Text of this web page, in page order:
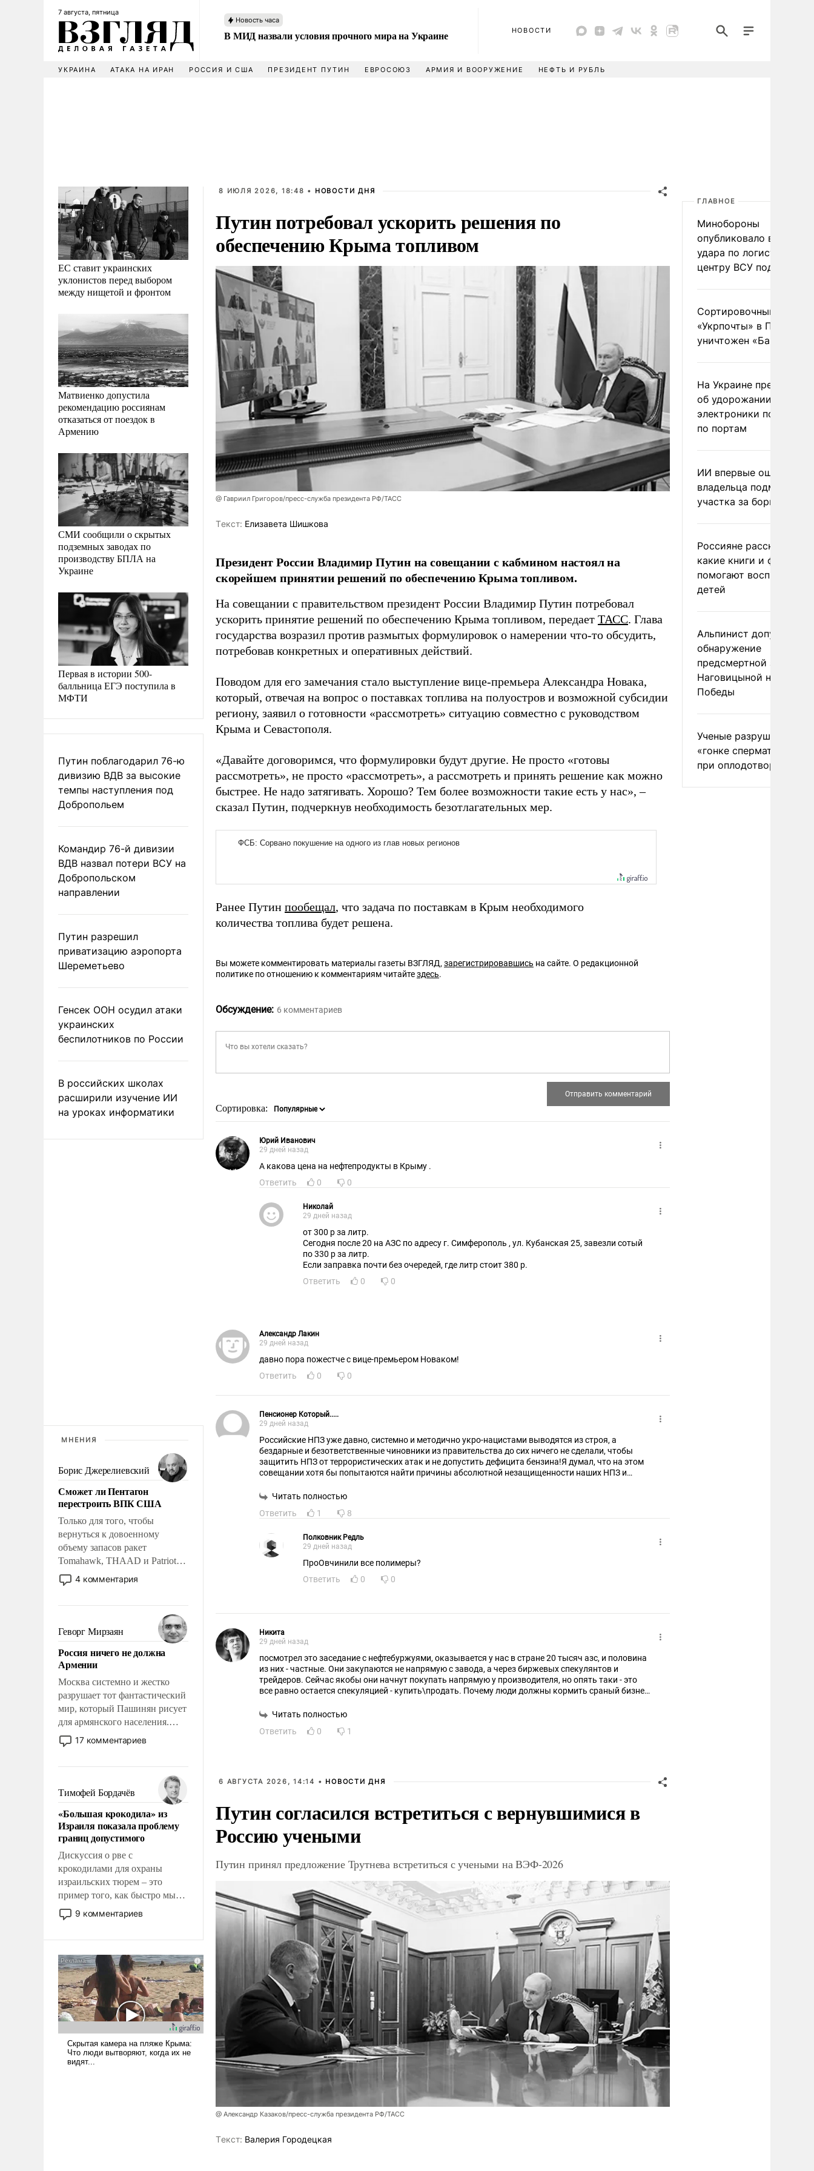
7 августа, пятница
Новость часа
В МИД назвали условия прочного мира на Украине НОВОСТИ
УКРАИНА АТАКА НА ИРАН РОССИЯ И США ПРЕЗИДЕНТ ПУТИН ЕВРОСОЮЗ АРМИЯ И ВООРУЖЕНИЕ НЕФТЬ И РУБЛЬ
ЕС ставит украинских
уклонистов перед выбором
между нищетой и фронтом
Матвиенко допустила
рекомендацию россиянам
отказаться от поездок в
Армению
СМИ сообщили о скрытых
подземных заводах по
производству БПЛА на
Украине
Первая в истории 500-
балльница ЕГЭ поступила в
МФТИ
Путин поблагодарил 76-ю
дивизию ВДВ за высокие
темпы наступления под
Добропольем
Командир 76-й дивизии
ВДВ назвал потери ВСУ на
Добропольском
направлении
Путин разрешил
приватизацию аэропорта
Шереметьево
Генсек ООН осудил атаки
украинских
беспилотников по России
В российских школах
расширили изучение ИИ
на уроках информатики
МНЕНИЯ
Борис Джерелиевский
Сможет ли Пентагон
перестроить ВПК США
Только для того, чтобы
вернуться к довоенному
объему запасов ракет
Tomahawk, THAAD и Patriot
США потребуется более трех
лет. Даже небольшая война с
Сложившаяся ситуация
означает многолетний период
уязвимости США, например,
перед Китаем.
4 комментария
Геворг Мирзаян
Россия ничего не должна
Армении
Москва системно и жестко
разрушает тот фантастический
мир, который Пашинян рисует
для армянского населения.
Мир, где политические
прожекты будут безусловно
налогоплательщиков и где
Еревану за свои поступки не
нужно отвечать.
17 комментариев
Тимофей Бордачёв
«Большая крокодила» из
Израиля показала проблему
границ допустимого
Дискуссия о рве с
крокодилами для охраны
израильских тюрем – это
пример того, как быстро мы
двигаемся по пути
революционных изменений.
псевдонаучной фантастики,
стало всерьез обсуждаемой
идеей.
9 комментариев
8 ИЮЛЯ 2026, 18:48 • НОВОСТИ ДНЯ
Путин потребовал ускорить решения по
обеспечению Крыма топливом
@ Гавриил Григоров/пресс-служба президента РФ/ТАСС
Tекст: Елизавета Шишкова
Президент России Владимир Путин на совещании с кабмином настоял на
скорейшем принятии решений по обеспечению Крыма топливом.
На совещании с правительством президент России Владимир Путин потребовал
ускорить принятие решений по обеспечению Крыма топливом, передает ТАСС. Глава
государства возразил против размытых формулировок о намерении что-то обсудить,
потребовав конкретных и оперативных действий.
Поводом для его замечания стало выступление вице-премьера Александра Новака,
который, отвечая на вопрос о поставках топлива на полуостров и возможной субсидии
региону, заявил о готовности «рассмотреть» ситуацию совместно с руководством
Крыма и Севастополя.
«Давайте договоримся, что формулировки будут другие. Не просто «готовы
рассмотреть», не просто «рассмотреть», а рассмотреть и принять решение как можно
быстрее. Не надо затягивать. Хорошо? Тем более возможности такие есть у нас», –
сказал Путин, подчеркнув необходимость безотлагательных мер.
Ранее Путин пообещал, что задача по поставкам в Крым необходимого
количества топлива будет решена.
Вы можете комментировать материалы газеты ВЗГЛЯД,зарегистрировавшись на сайте. О редакционной
политике по отношению к комментариям читайтездесь.
Обсуждение: 6 комментариев
Сортировка:
Юрий Иванович
29 дней назад
А какова цена на нефтепродукты в Крыму .
Ответить
0 0
Николай
29 дней назад
от 300 р за литр.
Сегодня после 20 на АЗС по адресу г. Симферополь , ул. Кубанская 25, завезли сотый
по 330 р за литр.
Если заправка почти без очередей, где литр стоит 380 р.
Ответить
0 0
Александр Лакин
29 дней назад
давно пора пожестче с вице-премьером Новаком!
Ответить
0 0
Пенсионер Который.....
29 дней назад
Российские НПЗ уже давно, системно и методично укро-нацистами выводятся из строя, а
бездарные и безответственные чиновники из правительства до сих ничего не сделали, чтобы
защитить НПЗ от террористических атак и не допустить дефицита бензина!Я думал, что на этом
совещании хотя бы попытаются найти причины абсолютной незащищенности наших НПЗ и
подобного я не услышал, т.е.наши НПЗ продолжат оставаться беззащитными?А
областной город, напрашивалось еще с начала СВО!Ну и опять же, само правительство ничего не
представляет? Коней на переправе не меняют, это должны делать в разгар войны нефтяные
монополисты и здесь власть должна себя проявить как сила способная изх заставить делать то,
что выгодно стране, и не им!
Читать полностью
Ответить
1 8
Полковник Редль
29 дней назад
ПроОвчинили все полимеры?
Ответить
0 0
Никита
29 дней назад
посмотрел это заседание с нефтебуржуями, оказывается у нас в стране 20 тысяч азс, и половина
из них - частные. Они закупаются не напрямую с завода, а через биржевых спекулянтов и
трейдеров. Сейчас якобы они начнут покупать напрямую у производителя, но опять таки - это
все равно остается спекуляцией - купить\продать. Почему люди должны кормить cрaный бизнес
Читать полностью
Ответить
0 1
6 АВГУСТА 2026, 14:14 • НОВОСТИ ДНЯ
Путин согласился встретиться с вернувшимися в
Россию учеными
Путин принял предложение Трутнева встретиться с учеными на ВЭФ-2026
@ Александр Казаков/пресс-служба президента РФ/ТАСС
Tекст: Валерия Городецкая
ГЛАВНОЕ
Минобороны
опубликовало видео
удара по
центру ВСУ под Киевом
Сортировочный пункт
«Укрпочты» в
уничтожен
На Украине
об удорожании
электроники после
по портам
ИИ впервые
владельца
участка за борщевик
Россияне рассказали,
какие книги и фильмы
помогают воспитывать
детей
Альпинист допустил
обнаружение
предсмертной записки
Наговицыной на пике
Победы
Ученые разрушили миф
«гонке
при оплодотворении